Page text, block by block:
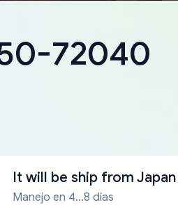
72040
It will be ship from Japan
Manejo en 4...8 días